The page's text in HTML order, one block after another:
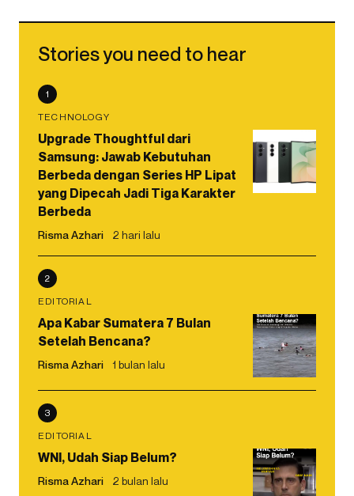
Stories you need to hear
1
TECHNOLOGY
Upgrade Thoughtful dari
Samsung: Jawab Kebutuhan
Berbeda dengan Series HP Lipat
yang Dipecah Jadi Tiga Karakter
Berbeda
Risma Azhari 2 hari lalu
2
EDITORIAL
Apa Kabar Sumatera 7 Bulan
Setelah Bencana?
Risma Azhari 1 bulan lalu
3
EDITORIAL
WNI, Udah Siap Belum?
Risma Azhari 2 bulan lalu